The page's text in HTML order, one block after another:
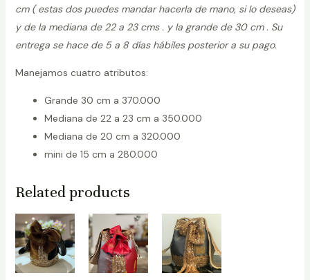
cm ( estas dos puedes mandar hacerla de mano, si lo deseas)
y de la mediana de 22 a 23 cms . y la grande de 30 cm . Su
entrega se hace de 5 a 8 días hábiles posterior a su pago.
Manejamos cuatro atributos:
Grande 30 cm a 370.000
Mediana de 22 a 23 cm a 350.000
Mediana de 20 cm a 320.000
mini de 15 cm a 280.000
Related products